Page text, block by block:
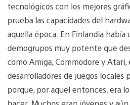
tecnológicos con los mejores
prueba las capacidades del
aquella época. En Finlandia había
demogrupos muy potente que
como Amiga, Commodore y
desarrolladores de juegos locales
porque, por aquel entonces, era